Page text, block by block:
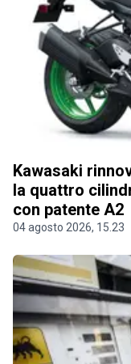
Kawasaki
la quattro
con patente A2
04 agosto 2026, 15.23